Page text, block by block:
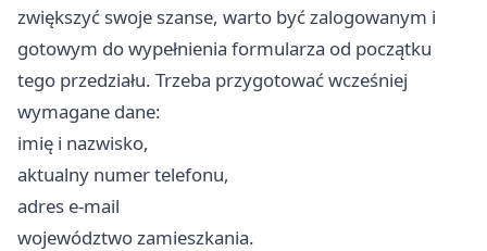
zwiększyć swoje szanse, warto być zalogowanym i
gotowym do wypełnienia formularza od początku
tego przedziału. Trzeba przygotować wcześniej
wymagane dane:
imię i nazwisko,
aktualny numer telefonu,
adres e-mail
województwo zamieszkania.